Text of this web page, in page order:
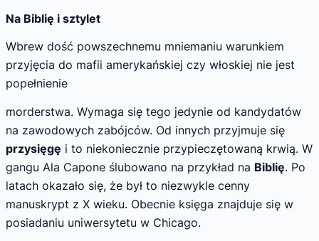
Na Biblię i sztylet
Wbrew dość powszechnemu mniemaniu warunkiem
przyjęcia do mafii amerykańskiej czy włoskiej nie jest
popełnienie
morderstwa. Wymaga się tego jedynie od kandydatów
na zawodowych zabójców. Od innych przyjmuje się
przysięgę i to niekoniecznie przypieczętowaną krwią. W
gangu Ala Capone ślubowano na przykład na Biblię. Po
latach okazało się, że był to niezwykle cenny
manuskrypt z X wieku. Obecnie księga znajduje się w
posiadaniu uniwersytetu w Chicago.